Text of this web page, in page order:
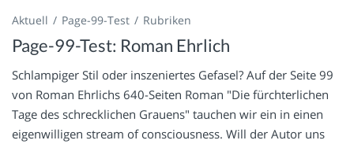
Aktuell Page-99-Test Rubriken
Page-99-Test: Roman Ehrlich
Schlampiger Stil oder inszeniertes Gefasel? Auf der Seite 99
von Roman Ehrlichs 640-Seiten Roman "Die fürchterlichen
Tage des schrecklichen Grauens" tauchen wir ein in einen
eigenwilligen stream of consciousness. Will der Autor uns